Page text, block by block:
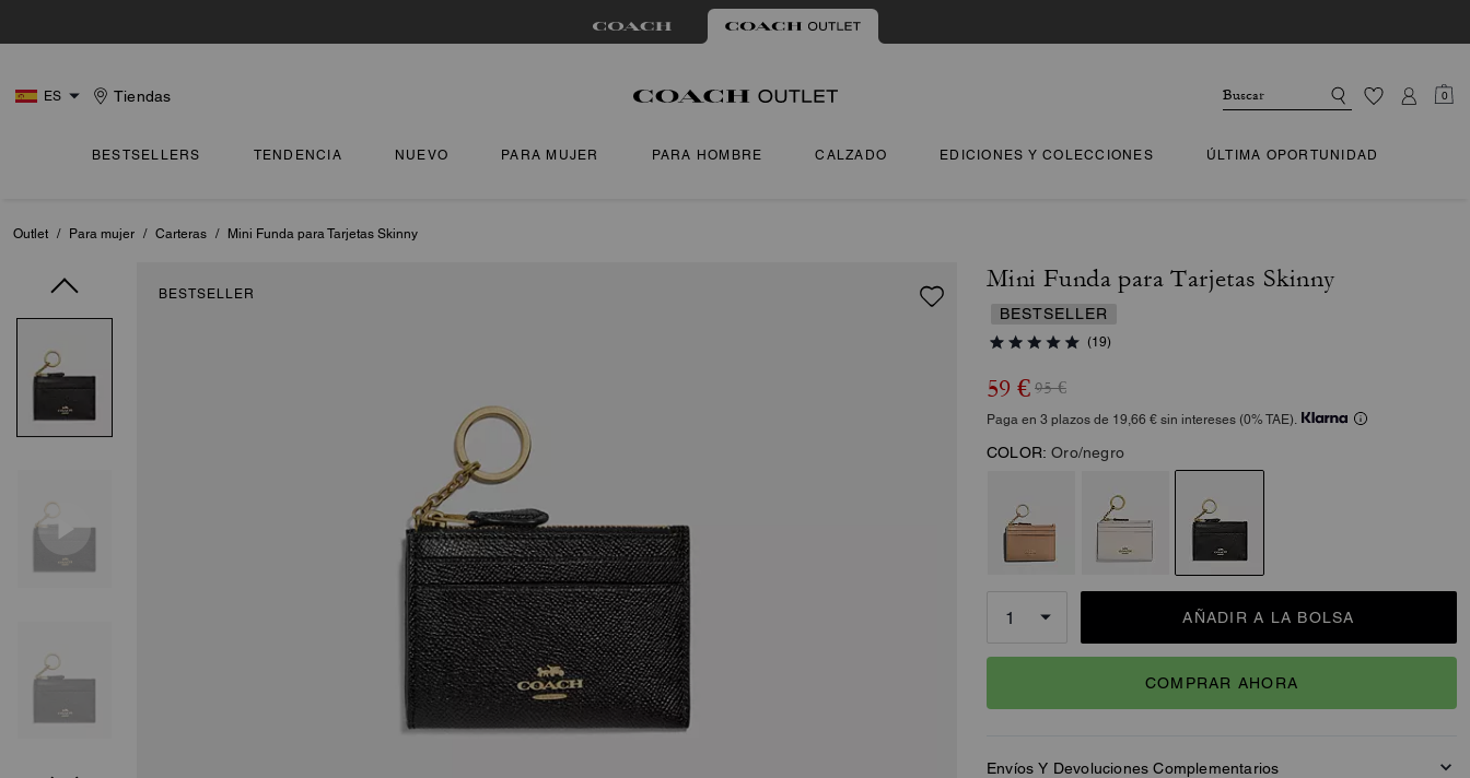
ES Tiendas 0
BESTSELLERS TENDENCIA NUEVO PARA MUJER PARA HOMBRE CALZADO EDICIONES Y COLECCIONES ÚLTIMA OPORTUNIDAD
Outlet / Para mujer / Carteras / Mini Funda para Tarjetas Skinny
BESTSELLER
Mini Funda para Tarjetas Skinny
BESTSELLER
(19)
59 € 95 €
Paga en 3 plazos de 19,66 € sin intereses (0% TAE).
COLOR: Oro/negro
AÑADIR A LA BOLSA
COMPRAR AHORA
Envíos Y Devoluciones Complementarios